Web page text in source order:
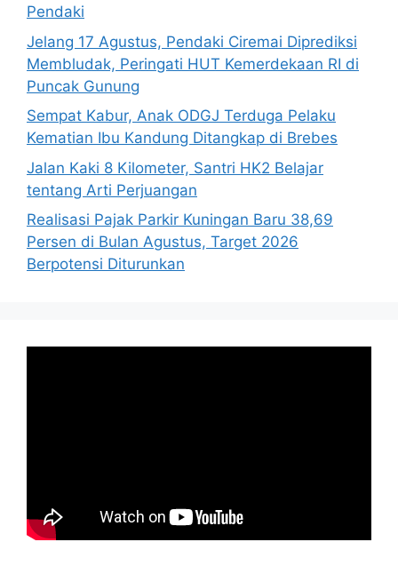
Pendaki
Jelang 17 Agustus, Pendaki Ciremai Diprediksi
Membludak, Peringati HUT Kemerdekaan RI di
Puncak Gunung
Sempat Kabur, Anak ODGJ Terduga Pelaku
Kematian Ibu Kandung Ditangkap di Brebes
Jalan Kaki 8 Kilometer, Santri HK2 Belajar
tentang Arti Perjuangan
Realisasi Pajak Parkir Kuningan Baru 38,69
Persen di Bulan Agustus, Target 2026
Berpotensi Diturunkan